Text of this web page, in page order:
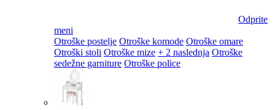
Odprite
meni
Otroške postelje Otroške komode Otroške omare
Otroški stoli Otroške mize + 2 naslednja Otroške
sedežne garniture Otroške police